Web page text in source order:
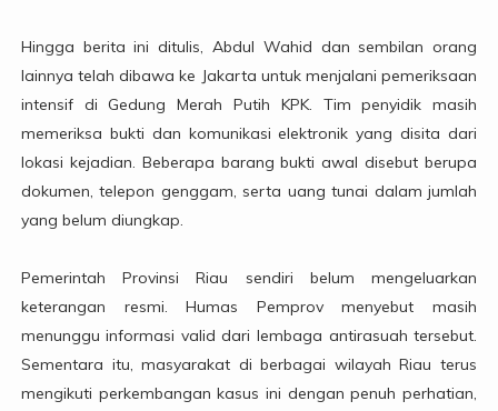
Hingga berita ini ditulis, Abdul Wahid dan sembilan orang
lainnya telah dibawa ke Jakarta untuk menjalani pemeriksaan
intensif di Gedung Merah Putih KPK. Tim penyidik masih
memeriksa bukti dan komunikasi elektronik yang disita dari
lokasi kejadian. Beberapa barang bukti awal disebut berupa
dokumen, telepon genggam, serta uang tunai dalam jumlah
yang belum diungkap.
Pemerintah Provinsi Riau sendiri belum mengeluarkan
keterangan resmi. Humas Pemprov menyebut masih
menunggu informasi valid dari lembaga antirasuah tersebut.
Sementara itu, masyarakat di berbagai wilayah Riau terus
mengikuti perkembangan kasus ini dengan penuh perhatian,